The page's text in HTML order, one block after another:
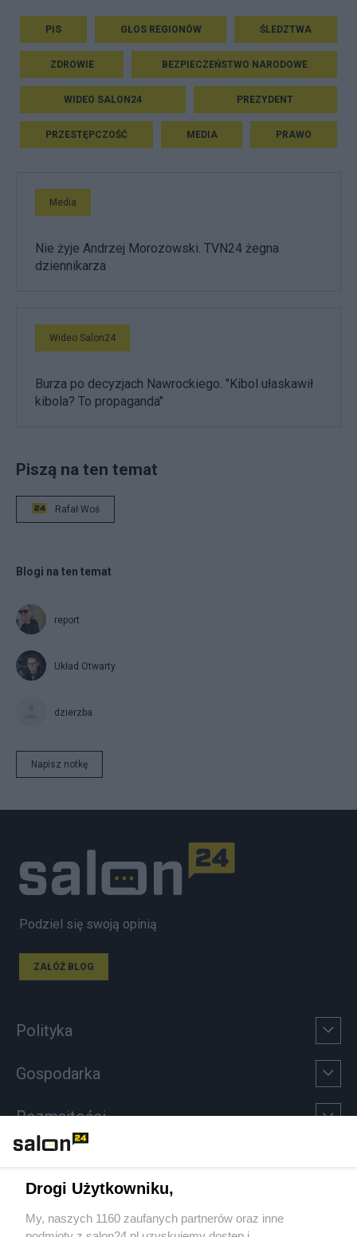
PIS GŁOS REGIONÓW ŚLEDZTWA
ZDROWIE BEZPIECZEŃSTWO NARODOWE
WIDEO SALON24 PREZYDENT
PRZESTĘPCZOŚĆ MEDIA PRAWO
Media
Nie żyje Andrzej Morozowski. TVN24 żegna
dziennikarza
Wideo Salon24
Burza po decyzjach Nawrockiego. "Kibol ułaskawił
kibola? To propaganda"
Piszą na ten temat
Rafał Woś
Blogi na ten temat
report
Układ Otwarty
dzierzba
Napisz notkę
Podziel się swoją opinią
ZAŁÓŻ BLOG
Polityka
Gospodarka
Rozmaitości
Sport
Drogi Użytkowniku,
My, naszych 1160 zaufanych partnerów oraz inne